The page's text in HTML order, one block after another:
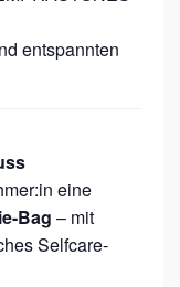
entspannten
eine
Bag – mit
Selfcare-